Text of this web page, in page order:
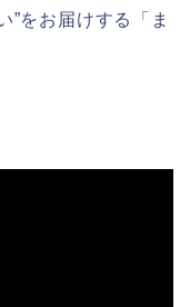
”をお届けする「ま